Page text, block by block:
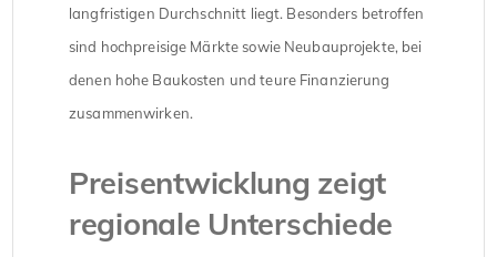
langfristigen Durchschnitt liegt. Besonders betroffen
sind hochpreisige Märkte sowie Neubauprojekte, bei
denen hohe Baukosten und teure Finanzierung
zusammenwirken.
Preisentwicklung zeigt
regionale Unterschiede